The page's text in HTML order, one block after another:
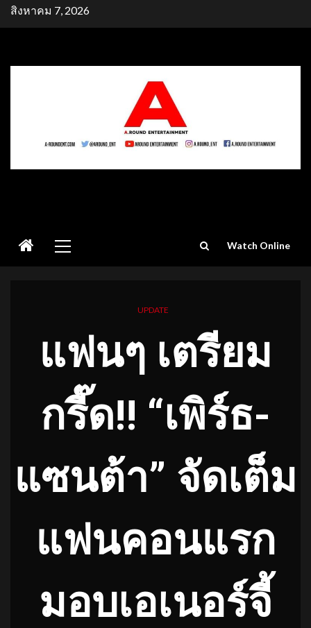
Skipสิงหาคม 7, 2026
Menu
Watch Online
UPDATE
แฟนๆ เตรียม
กรี๊ด!! “เพิร์ธ-
แซนต้า” จัดเต็ม
แฟนคอนแรก
มอบเอเนอร์จี้